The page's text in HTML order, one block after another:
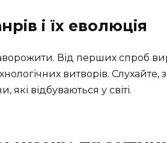
і їх еволюція
Від перших спроб
витворів. Слухайте,
які відбуваються у світі.